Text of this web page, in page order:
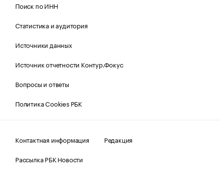
Поиск по ИНН
Статистика и аудитория
Источники данных
Источник отчетности Контур.Фокус
Вопросы и ответы
Политика Cookies РБК
Контактная информация
Редакция
Рассылка РБК Новости